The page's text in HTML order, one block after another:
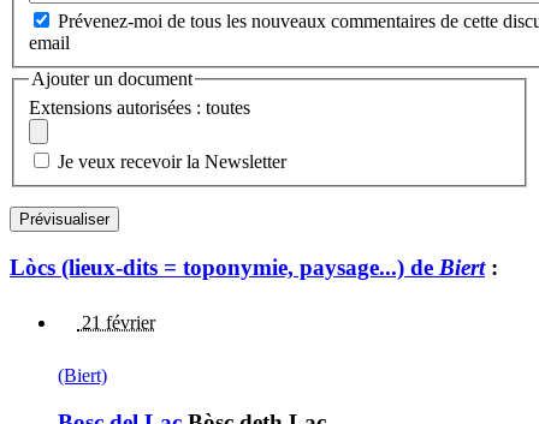
Prévenez-moi de tous les nouveaux commentaires de cette
email
Ajouter un document
Extensions autorisées : toutes
Je veux recevoir la Newsletter
Lòcs (lieux-dits = toponymie, paysage...) de Biert:
21 février
(Biert)